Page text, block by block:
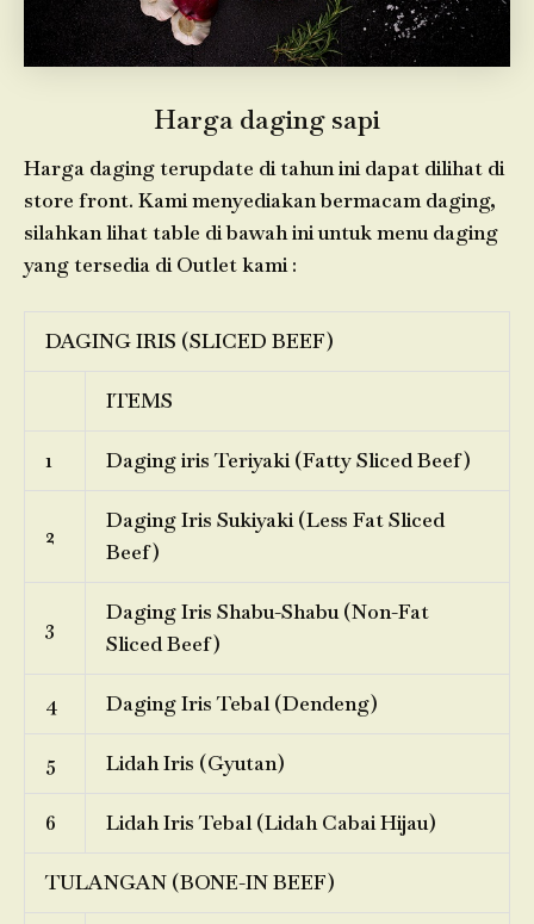
Harga daging sapi
Harga daging terupdate di tahun ini dapat dilihat di
store front. Kami menyediakan bermacam daging,
silahkan lihat table di bawah ini untuk menu daging
yang tersedia di Outlet kami :
DAGING IRIS (SLICED BEEF)
ITEMS
1 Daging iris Teriyaki (Fatty Sliced Beef)
2
Daging Iris Sukiyaki (Less Fat Sliced
Beef)
3
Daging Iris Shabu-Shabu (Non-Fat
Sliced Beef)
4 Daging Iris Tebal (Dendeng)
5 Lidah Iris (Gyutan)
6 Lidah Iris Tebal (Lidah Cabai Hijau)
TULANGAN (BONE-IN BEEF)